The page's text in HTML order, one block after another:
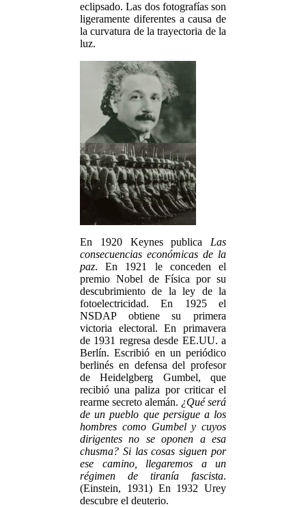
eclipsado. Las dos fotografías son
ligeramente diferentes a causa de
la curvatura de la trayectoria de la
luz.
En 1920 Keynes publica Las
consecuencias económicas de la
paz. En 1921 le conceden el
premio Nobel de Física por su
descubrimiento de la ley de la
fotoelectricidad. En 1925 el
NSDAP obtiene su primera
victoria electoral. En primavera
de 1931 regresa desde EE.UU. a
Berlín. Escribió en un periódico
berlinés en defensa del profesor
de Heidelgberg Gumbel, que
recibió una paliza por criticar el
rearme secreto alemán. ¿Qué será
de un pueblo que persigue a los
hombres como Gumbel y cuyos
dirigentes no se oponen a esa
chusma? Si las cosas siguen por
ese camino, llegaremos a un
régimen de tiranía fascista.
(Einstein, 1931) En 1932 Urey
descubre el deuterio.